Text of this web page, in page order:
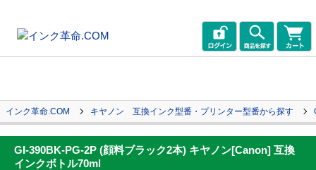
インク革命.COM キヤノン 互換インク型番・プリンター型番から探す
GI-390BK-PG-2P (顔料ブラック2本) キヤノン[Canon] 互換
インクボトル70ml